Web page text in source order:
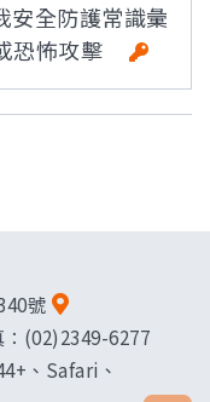
安全防護常識彙
恐怖攻擊
號
(02)2349-6277
、Safari、